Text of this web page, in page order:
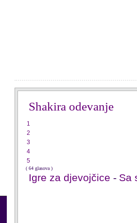
Shakira odevanje
1
2
3
4
5
( 64 glasova )
Igre za djevojčice - Sa